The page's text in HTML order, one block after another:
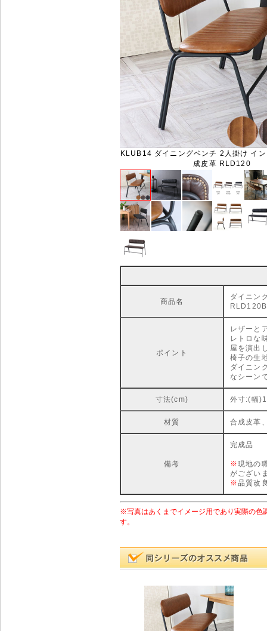
KLUB14 ダイニングベンチ 2人掛け イ
成皮革 RLD120
商品名
ダイニン
ポイント
レザーと
レトロな
屋を演出
椅子の生
ダイニン
なシーン
寸法(cm) 外寸:(幅
材質 合成皮革
備考
完成品
※現地の
がござい
※品質改
※写真はあくまでイメージ用であり実際の色
す。